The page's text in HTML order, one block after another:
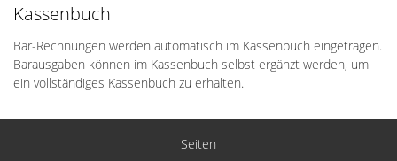
Kassenbuch
Bar-Rechnungen werden automatisch im Kassenbuch eingetragen.
Barausgaben können im Kassenbuch selbst ergänzt werden, um
ein vollständiges Kassenbuch zu erhalten.
Seiten